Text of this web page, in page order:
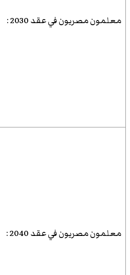
معلمون مصريون في عقد 2030 :
معلمون مصريون في عقد 2040 :